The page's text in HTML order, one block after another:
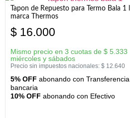
Tapon de Repuesto para Termo Bala 1 l
marca Thermos
$ 16.000
Mismo precio en 3 cuotas de $ 5.333
miércoles y sábados
Precio sin impuestos nacionales: $ 12.640
5% OFF abonando con Transferencia
bancaria
10% OFF abonando con Efectivo